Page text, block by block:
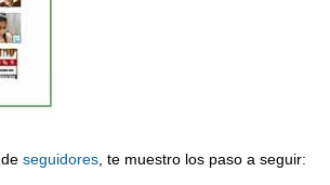
seguidores , te muestro los paso a seguir: